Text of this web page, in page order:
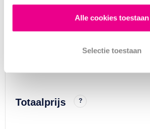
Alle cookies toestaan
Selectie toestaan
BIS BIS BIS
zo 17 mrt 2024 - 20:15
Totaalprijs ?